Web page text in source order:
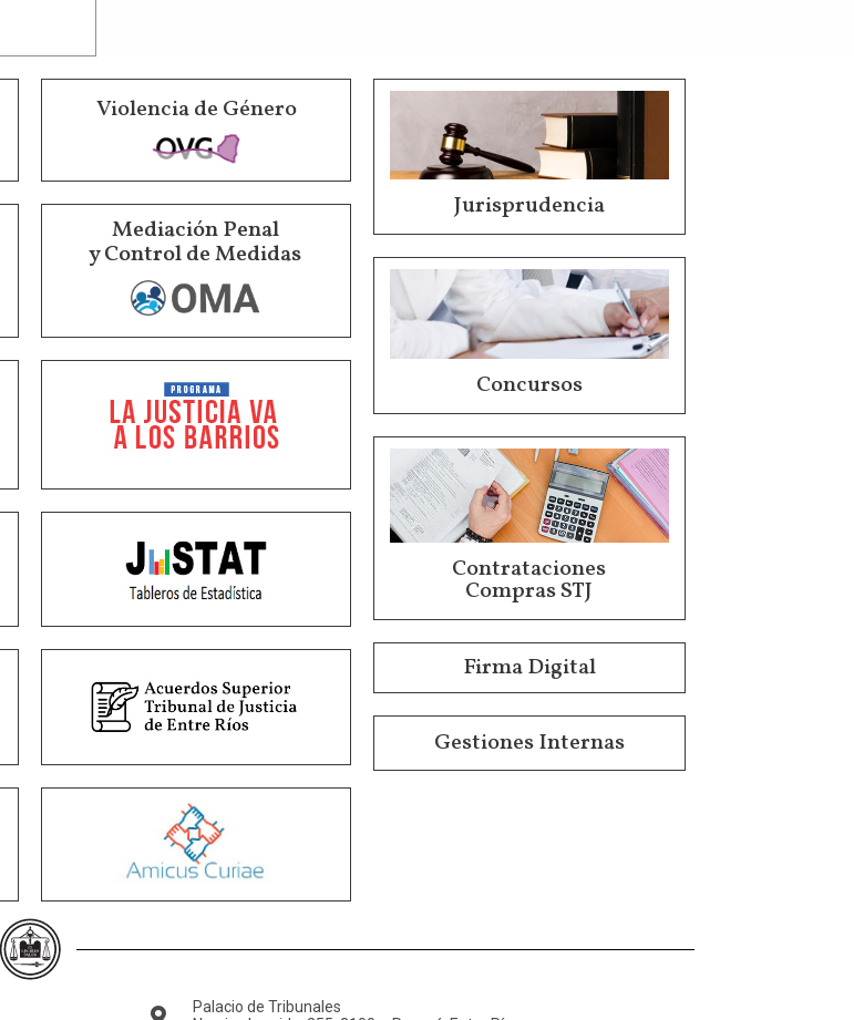
Violencia de Género
Mediación Penal
y Control de Medidas
Jurisprudencia
Concursos
Contrataciones
Compras STJ
Firma Digital
Gestiones Internas
Palacio de Tribunales